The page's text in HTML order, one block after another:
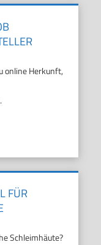
online Herkunft,
FÜR
Schleimhäute?